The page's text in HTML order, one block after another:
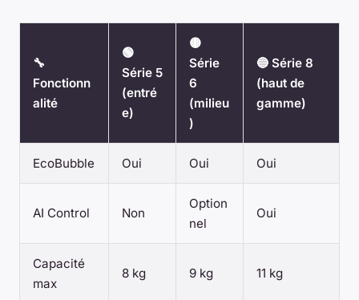
🔧
Fonctionn
alité
🟢
Série 5
(entré
e)
🟡
Série
6
(milieu
)
🔵 Série 8
(haut de
gamme)
EcoBubble Oui Oui Oui
AI Control Non
Option
nel
Oui
Capacité
max
8 kg 9 kg 11 kg